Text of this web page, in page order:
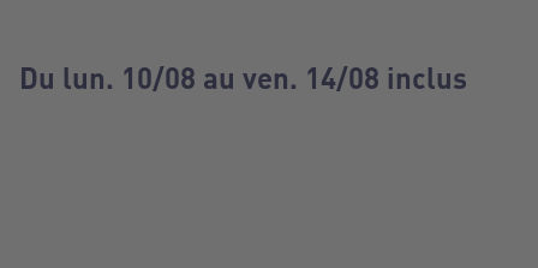
Du lun. 10/08 au ven. 14/08 inclus